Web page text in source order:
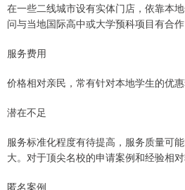
在一些二线城市设有实体门店，依靠本
问与当地国际高中或大学预科项目有合作
服务费用
价格相对亲民，常有针对本地学生的优惠
潜在不足
服务标准化程度有待提高，服务质量可
大。对于顶尖名校的申请案例和经验相对
匿名案例